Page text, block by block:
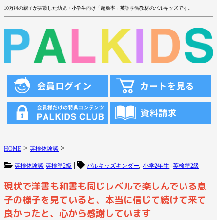
10万組の親子が実践した幼児・小学生向け「超効率」英語学習教材のパルキッズです。
HOME > 英検体験談 >
英検体験談 英検準2級 | パルキッズキンダー, 小学2年生, 英検準2級
現状で洋書も和書も同じレベルで楽しんでいる息
子の様子を見ていると、本当に信じて続けて来て
良かったと、心から感謝しています